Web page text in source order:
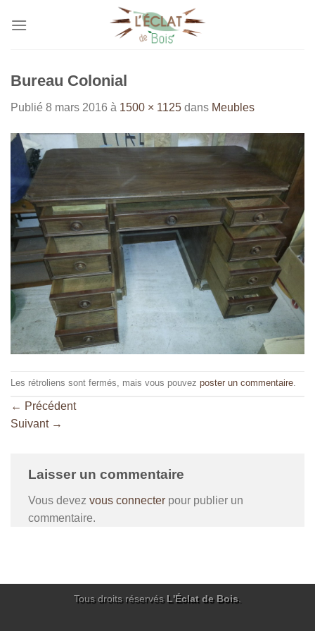
Bureau Colonial
Publié 8 mars 2016 à 1500 × 1125 dans Meubles
Les rétroliens sont fermés, mais vous pouvez poster un commentaire.
← Précédent
Suivant →
Laisser un commentaire
Vous devez vous connecter pour publier un
commentaire.
Tous droits réservés L'Éclat de Bois.